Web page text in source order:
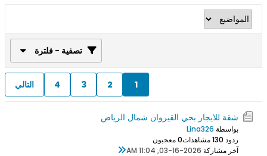
تصفية - فلترة
1
2
3
4 التالي
شقة للايجار بحي القيروان شمال الرياض
بواسطة Lina326
ردود 0
13 مشاهدات
0 معجبون
آخر مشاركة 03-16-2026, 11:04 AM